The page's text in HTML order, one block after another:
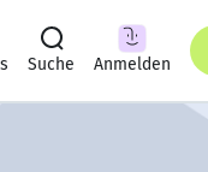
Suche Anmelden